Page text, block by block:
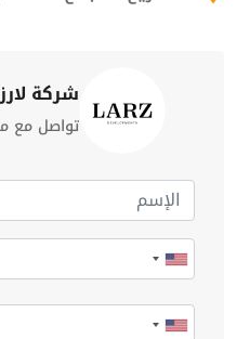
شركة
تواصل مع